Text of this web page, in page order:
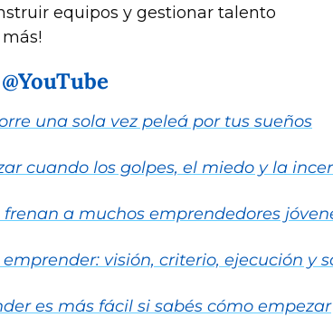
equipos y gestionar talento
más!
una sola vez peleá por tus sueños
cuando los golpes, el miedo y la
frenan a muchos emprendedores
visión, criterio, ejecución y
es más fácil si sabés cómo empezar